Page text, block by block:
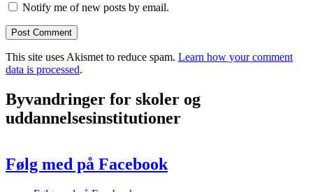
Notify me of new posts by email.
This site uses Akismet to reduce spam. Learn how your comment
data is processed.
Byvandringer for skoler og
uddannelsesinstitutioner
Følg med på Facebook